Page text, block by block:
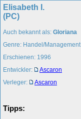
Elisabeth I.
(PC)
Auch bekannt als: Gloriana
Genre: Handel/Management
Erschienen: 1996
Entwickler:
Ascaron
Verleger:
Ascaron
Tipps: